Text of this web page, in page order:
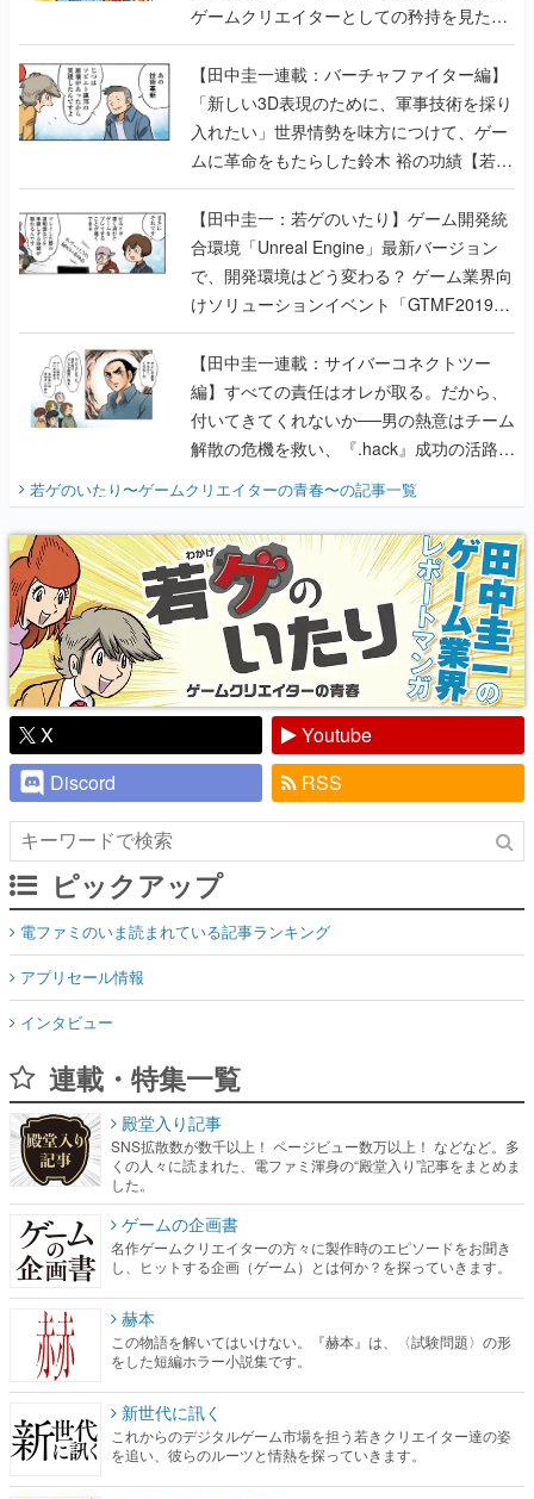
「新しい3D表現のために、軍事技術を採り
入れたい」世界情勢を味方につけて、ゲー
ムに革命をもたらした鈴木 裕の功績【若ゲ
のいたり】
【田中圭一：若ゲのいたり】ゲーム開発統
合環境「Unreal Engine」最新バージョン
で、開発環境はどう変わる？ ゲーム業界向
けソリューションイベント「GTMF2019」
に行って、より理解を深めよう【PR】
【田中圭一連載：サイバーコネクトツー
編】すべての責任はオレが取る。だから、
付いてきてくれないか──男の熱意はチーム
解散の危機を救い、『.hack』成功の活路を
開く。業界の快男児・松山 洋に流れる血は
『少年ジャンプ』色だった【若ゲのいた
り】
若ゲのいたり〜ゲームクリエイターの青春〜の記事一覧
X
Youtube
Discord
RSS
ピックアップ
電ファミのいま読まれている記事ランキング
アプリセール情報
インタビュー
連載・特集一覧
くの人々に読まれた、電ファミ渾身の“殿堂入り”記事をまとめま
した。
ゲームの企画書
名作ゲームクリエイターの方々に製作時のエピソードをお聞き
し、ヒットする企画（ゲーム）とは何か？を探っていきます。
赫本
この物語を解いてはいけない。『赫本』は、〈試験問題〉の形
をした短編ホラー小説集です。
新世代に訊く
これからのデジタルゲーム市場を担う若きクリエイター達の姿
を追い、彼らのルーツと情熱を探っていきます。
ゲーム世代の作家たち
ゲームに多大な影響を受けた作家さんに取材し、ゲームが日本
のコンテンツ産業やカルチャーに与えた影響を探る企画です。